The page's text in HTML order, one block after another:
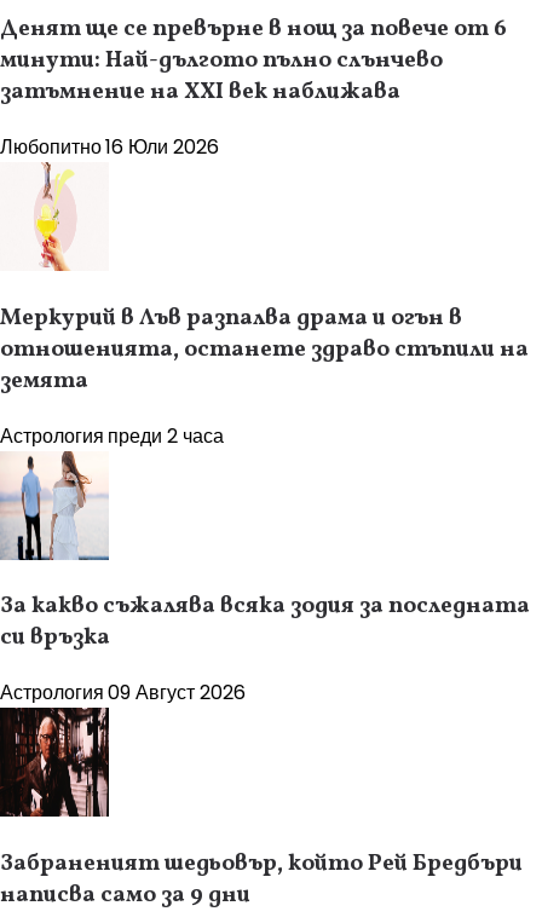
Денят ще се превърне в нощ за повече от 6
минути: Най-дългото пълно слънчево
затъмнение на XXI век наближава
Любопитно16 Юли 2026
Меркурий в Лъв разпалва драма и огън в
отношенията, останете здраво стъпили на
земята
Астрология преди 2 часа
За какво съжалява всяка зодия за последната
си връзка
Астрология09 Август 2026
Забраненият шедьовър, който Рей Бредбъри
написва само за 9 дни